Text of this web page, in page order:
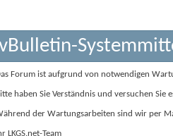
Forum ist aufgrund von notwendigen
haben Sie Verständnis und versuchen Sie
der Wartungsarbeiten sind wir per
LKGS.net-Team